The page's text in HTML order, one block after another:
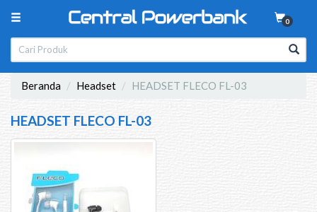
0
Beranda Headset HEADSET FLECO FL-03
HEADSET FLECO FL-03